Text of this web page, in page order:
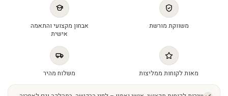
משווקת מורשת
אבחון מקצועי והתאמה
אישית
מאות לקוחות ממליצות משלוח מהיר